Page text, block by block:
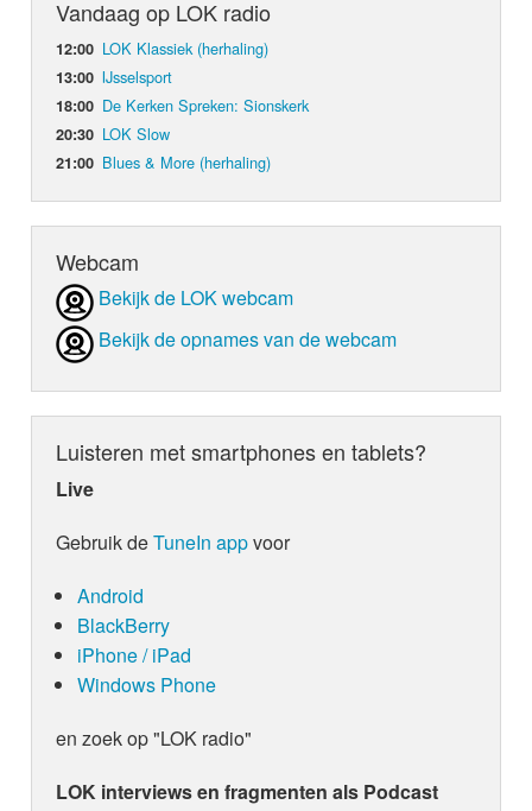
Vandaag op LOK radio
12:00 LOK Klassiek (herhaling)
13:00 IJsselsport
18:00 De Kerken Spreken: Sionskerk
20:30 LOK Slow
21:00 Blues & More (herhaling)
Webcam
Bekijk de LOK webcam
Bekijk de opnames van de webcam
Luisteren met smartphones en tablets?
Live
Gebruik deTuneIn appvoor
Android
BlackBerry
iPhone / iPad
Windows Phone
en zoek op "LOK radio"
LOK interviews en fragmenten als Podcast